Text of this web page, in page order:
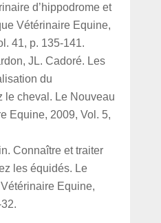
d’hippodrome et
Vétérinaire Equine,
41, p. 135-141.
JL. Cadoré. Les
du
le cheval. Le Nouveau
Equine, 2009, Vol. 5,
Connaître et traiter
les équidés. Le
Equine,